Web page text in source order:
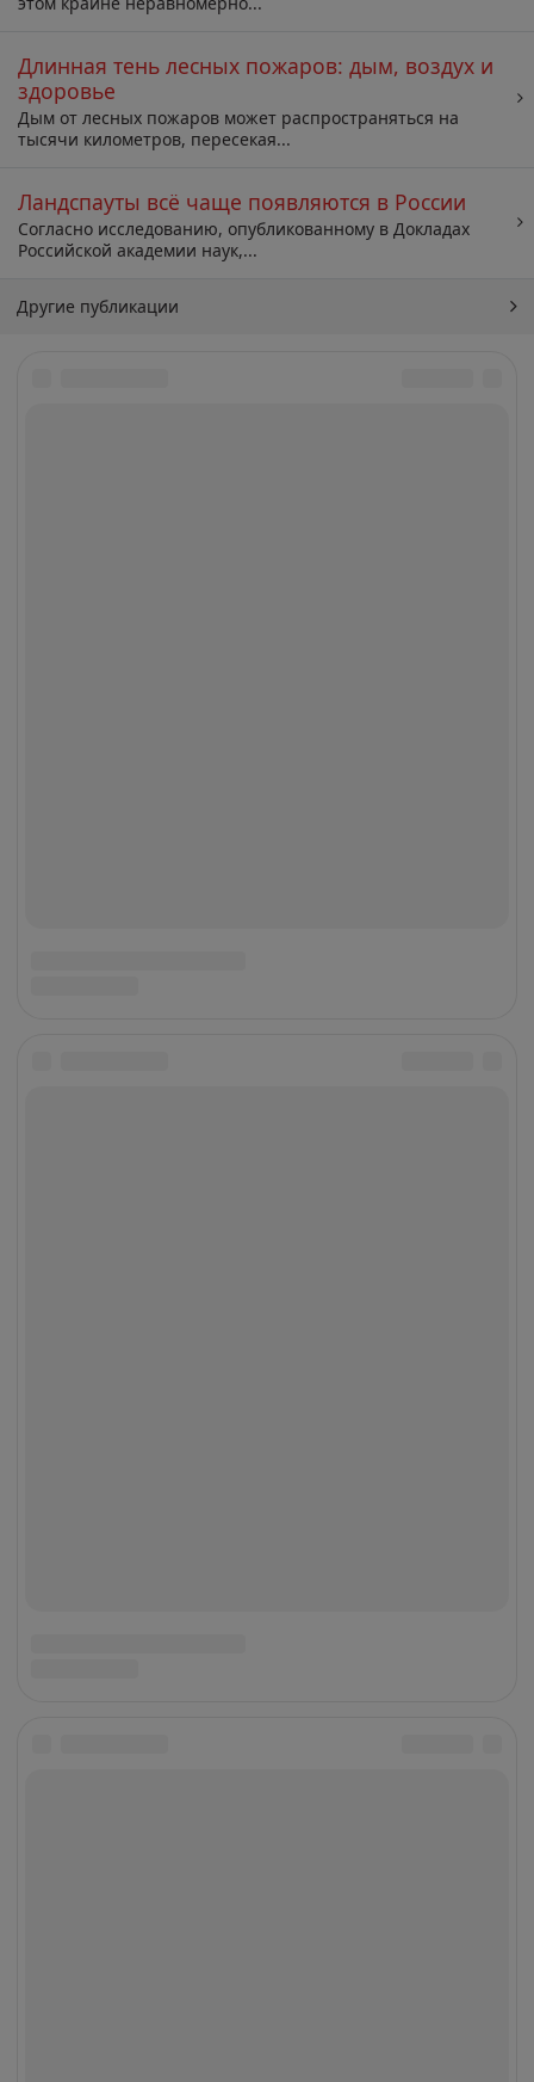
Длинная тень лесных пожаров: дым, воздух и
здоровье
Дым от лесных пожаров может распространяться на
тысячи километров, пересекая...
Ландспауты всё чаще появляются в России
Согласно исследованию, опубликованному в Докладах
Российской академии наук,...
Другие публикации